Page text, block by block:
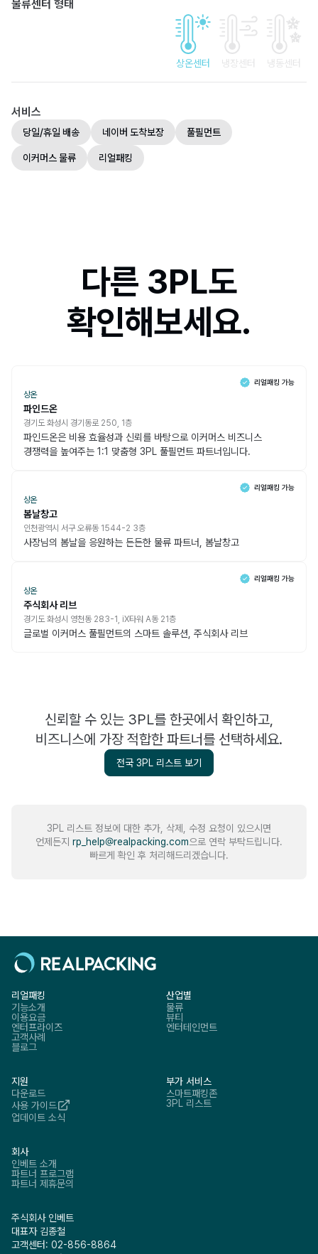
물류센터 형태
상온센터 냉장센터 냉동센터
서비스
당일/휴일 배송 네이버 도착보장 풀필먼트
이커머스 물류 리얼패킹
다른 3PL도
확인해보세요.
상온
파인드온
경기도 화성시 경기동로 250, 1층
파인드온은 비용 효율성과 신뢰를 바탕으로 이커머스 비즈니스
경쟁력을 높여주는 1:1 맞춤형 3PL 풀필먼트 파트너입니다.
상온
봄날창고
인천광역시 서구 오류동 1544-2 3층
사장님의 봄날을 응원하는 든든한 물류 파트너, 봄날창고
상온
주식회사 리브
경기도 화성시 영천동 283-1, iX타워 A동 21층
글로벌 이커머스 풀필먼트의 스마트 솔루션, 주식회사 리브
신뢰할 수 있는 3PL를 한곳에서 확인하고,
비즈니스에 가장 적합한 파트너를 선택하세요.
전국 3PL 리스트 보기
3PL 리스트 정보에 대한 추가, 삭제, 수정 요청이 있으시면
언제든지 rp_help@realpacking.com으로 연락 부탁드립니다.
빠르게 확인 후 처리해드리겠습니다.
리얼패킹
기능소개
이용요금
엔터프라이즈
고객사례
블로그
산업별
물류
뷰티
엔터테인먼트
지원
다운로드
사용 가이드
업데이트 소식
부가 서비스
스마트패킹존
3PL 리스트
회사
인베트 소개
파트너 프로그램
파트너 제휴문의
주식회사 인베트
대표자 김종철
고객센터: 02-856-8864